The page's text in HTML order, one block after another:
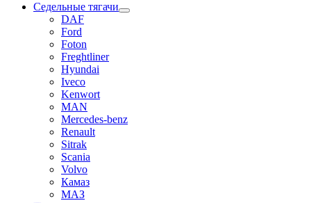
Седельные тягачи
DAF
Ford
Foton
Freghtliner
Hyundai
Iveco
Kenwort
MAN
Mercedes-benz
Renault
Sitrak
Scania
Volvo
Камаз
МАЗ